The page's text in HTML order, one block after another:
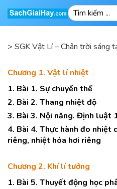
> SGK Vật Lí – Chân trời sáng
Chương 1. Vật lí nhiệt
1. Bài 1. Sự chuyển thể
2. Bài 2. Thang nhiệt độ
3. Bài 3. Nội năng. Định luật
4. Bài 4. Thực hành đo nhiệt
riêng, nhiệt hóa hơi riêng
Chương 2. Khí lí tưởng
1. Bài 5. Thuyết động học